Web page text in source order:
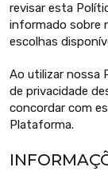
revisar esta
informado sobre
escolhas
Ao utilizar nossa
de privacidade
concordar com
Plataforma.